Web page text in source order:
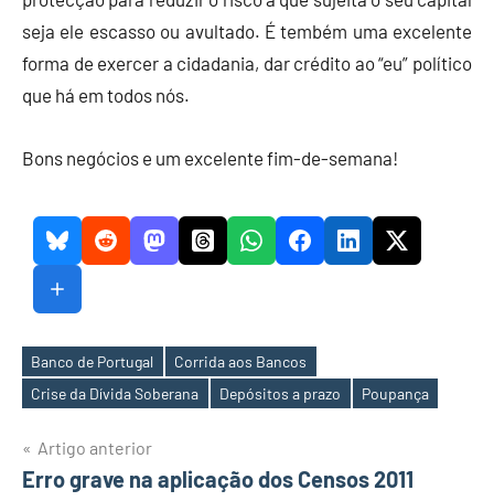
seja ele escasso ou avultado. É tembém uma excelente
forma de exercer a cidadania, dar crédito ao “eu” político
que há em todos nós.
Bons negócios e um excelente fim-de-semana!
Etiquetas
Banco de Portugal
Corrida aos Bancos
Crise da Dívida Soberana
Depósitos a prazo Poupança
Navegação
Artigo anterior
Erro grave na aplicação dos Censos 2011